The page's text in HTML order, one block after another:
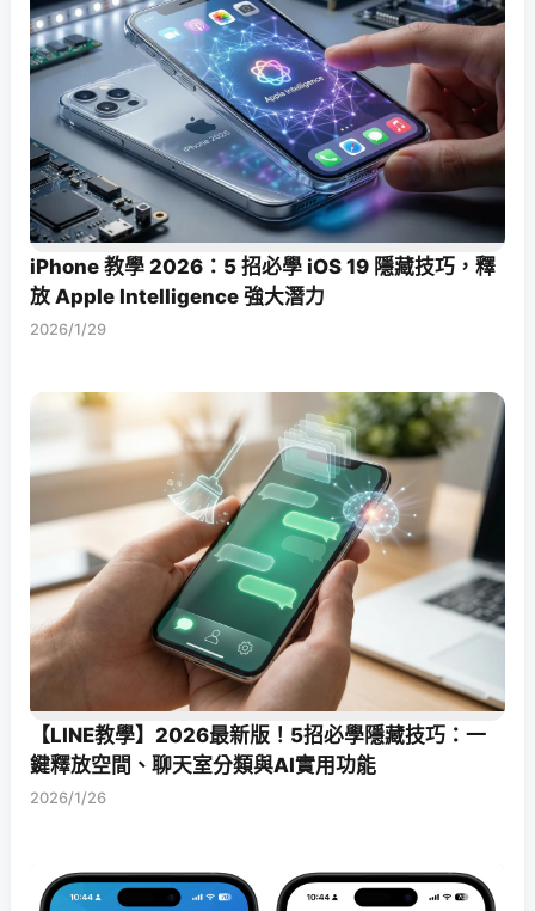
iPhone 教學 2026：5 招必學 iOS 19 隱藏技巧，釋
放 Apple Intelligence 強大潛力
2026/1/29
【LINE教學】2026最新版！5招必學隱藏技巧：一
鍵釋放空間、聊天室分類與AI實用功能
2026/1/26